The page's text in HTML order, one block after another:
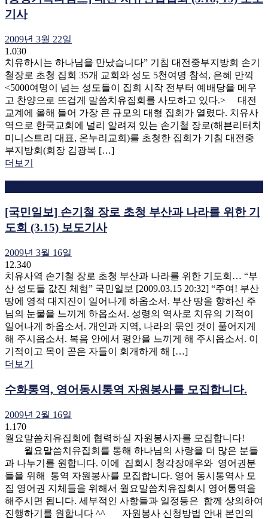
기사
2009년 3월 22일
1.030
치유하시는 하나님을 만났습니다” 기침 대전중부지방회 손기
철장로 초청 집회 35개 교회와 성도 5천여명 참석, 은혜 만끽
<5000여명이 넘는 성도들이 집회 시작 전부터 예배당을 메우
고 찬양으로 뜨겁게 말씀치유집회를 사모하고 있다.> 대전
교계에 올해 들어 가장 큰 규모의 대형 집회가 열렸다. 치유사
역으로 한국교회에 널리 알려져 있는 손기철 장로(해븐리터치
미니스트리 대표, 온누리교회)를 초청한 집회가 기침 대전중
부지방회(회장 김광복 […]
더보기
[국민일보] 손기철 장로 초청 부산과 나라를 위한 기
도회 (3.15) 보도기사
2009년 3월 16일
12.340
치유사역 손기철 장로 초청 부산과 나라를 위한 기도회… “부
산 성도들 값진 체험” 국민일보 [2009.03.15 20:32] “주여! 부산
땅에 영적 대지진이 일어나게 하옵소서. 부산 땅을 향하신 주
님의 눈물을 느끼게 하옵소서. 성령의 역사로 치유의 기적이
일어나게 하옵소서. 개인과 지역, 나라의 묶인 것이 풀어지게
해 주시옵소서. 복음 안에서 평안을 느끼게 해 주시옵소서. 이
기적이고 목이 곧은 자들이 회개하게 해 […]
더보기
수화통역, 영어동시통역 자원봉사를 모집합니다.
2009년 2월 16일
1.170
월요말씀치유집회에 협력하실 자원봉사자를 모집합니다!
월요말씀치유집회를 통해 하나님의 사랑을 더 많은 분들
과 나누기를 원합니다. 이에 집회시 청각장애우와 영어권분
들을 위해 통역 자원봉사를 모집합니다. 영어 동시통역사 모
집 영어권 지체들을 위해서 월요말씀치유집회시 영어통역을
해주시면 됩니다. 세부적인 사항들과 일정등은 함께 상의하여
진행하기를 원합니다 ^^ 자원봉사 신청방법 안내 본인의